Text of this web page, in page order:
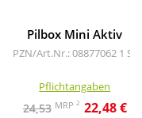
Pilbox Mini Aktiv
PZN/Art.Nr.: 08877062 1 St
Pflichtangaben
24,53 MRP 2 22,48 €